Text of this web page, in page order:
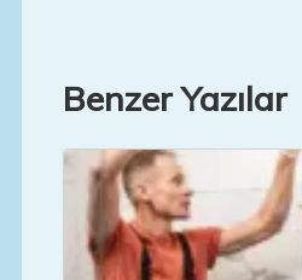
Benzer Yazılar